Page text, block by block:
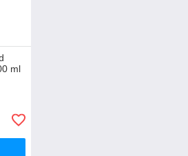
ml